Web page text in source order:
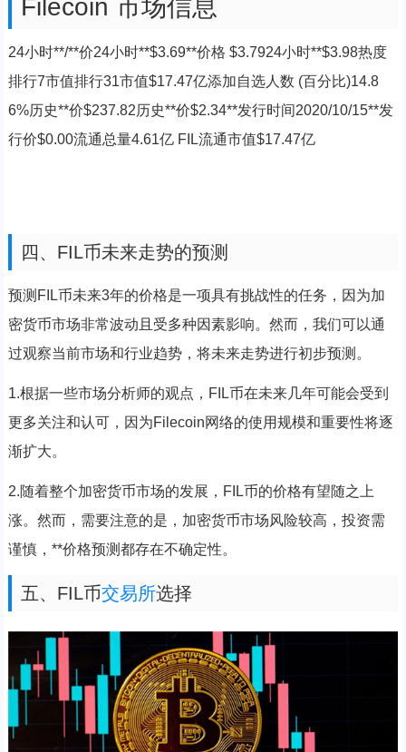
Filecoin 市场信息
24小时**/**价24小时**$3.69**价格 $3.7924小时**$3.98热度
排行7市值排行31市值$17.47亿添加自选人数 (百分比)14.8
6%历史**价$237.82历史**价$2.34**发行时间2020/10/15**发
行价$0.00流通总量4.61亿 FIL流通市值$17.47亿
四、FIL币未来走势的预测
预测FIL币未来3年的价格是一项具有挑战性的任务，因为加
密货币市场非常波动且受多种因素影响。然而，我们可以通
过观察当前市场和行业趋势，将未来走势进行初步预测。
1.根据一些市场分析师的观点，FIL币在未来几年可能会受到
更多关注和认可，因为Filecoin网络的使用规模和重要性将逐
渐扩大。
2.随着整个加密货币市场的发展，FIL币的价格有望随之上
涨。然而，需要注意的是，加密货币市场风险较高，投资需
谨慎，**价格预测都存在不确定性。
五、FIL币交易所选择